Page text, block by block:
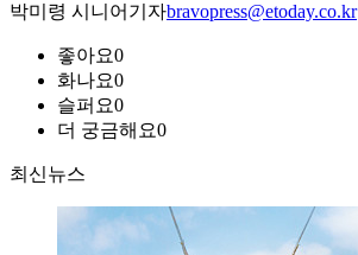
박미령 시니어기자bravopress@etoday.co.kr
좋아요0
화나요0
슬퍼요0
더 궁금해요0
최신뉴스